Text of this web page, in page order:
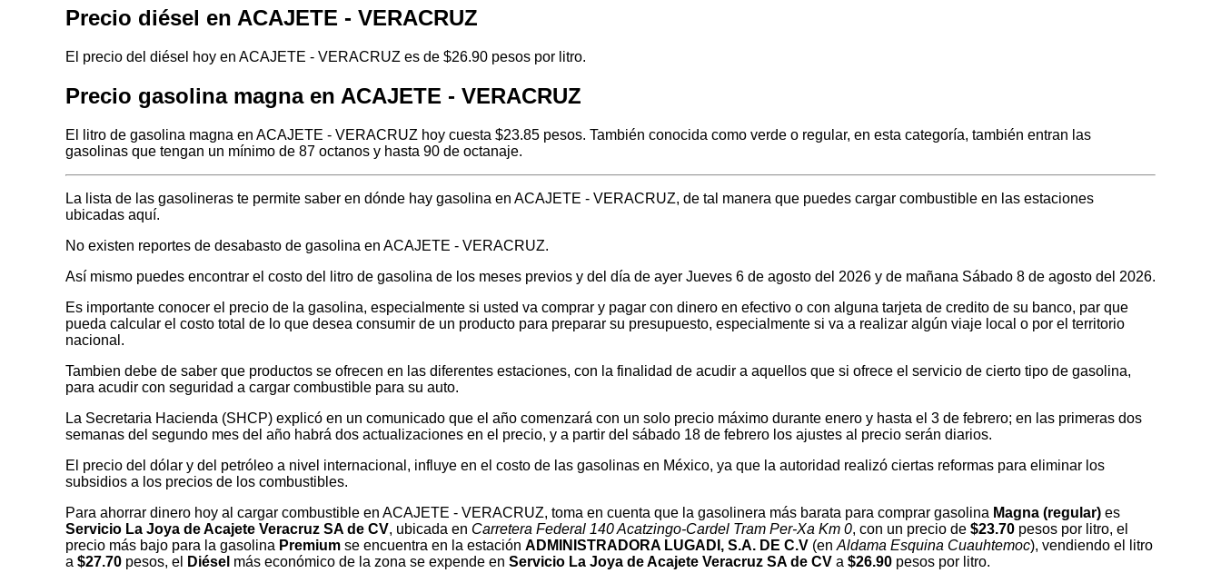
Precio diésel en ACAJETE - VERACRUZ
El precio del diésel hoy en ACAJETE - VERACRUZ es de $26.90 pesos por litro.
Precio gasolina magna en ACAJETE - VERACRUZ
El litro de gasolina magna en ACAJETE - VERACRUZ hoy cuesta $23.85 pesos. También conocida como verde o regular, en esta categoría, también entran las
gasolinas que tengan un mínimo de 87 octanos y hasta 90 de octanaje.
La lista de las gasolineras te permite saber en dónde hay gasolina en ACAJETE - VERACRUZ, de tal manera que puedes cargar combustible en las estaciones
ubicadas aquí.
No existen reportes de desabasto de gasolina en ACAJETE - VERACRUZ.
Así mismo puedes encontrar el costo del litro de gasolina de los meses previos y del día de ayer Jueves 6 de agosto del 2026 y de mañana Sábado 8 de agosto del 2026.
Es importante conocer el precio de la gasolina, especialmente si usted va comprar y pagar con dinero en efectivo o con alguna tarjeta de credito de su banco, par que
pueda calcular el costo total de lo que desea consumir de un producto para preparar su presupuesto, especialmente si va a realizar algún viaje local o por el territorio
nacional.
Tambien debe de saber que productos se ofrecen en las diferentes estaciones, con la finalidad de acudir a aquellos que si ofrece el servicio de cierto tipo de gasolina,
para acudir con seguridad a cargar combustible para su auto.
La Secretaria Hacienda (SHCP) explicó en un comunicado que el año comenzará con un solo precio máximo durante enero y hasta el 3 de febrero; en las primeras dos
semanas del segundo mes del año habrá dos actualizaciones en el precio, y a partir del sábado 18 de febrero los ajustes al precio serán diarios.
El precio del dólar y del petróleo a nivel internacional, influye en el costo de las gasolinas en México, ya que la autoridad realizó ciertas reformas para eliminar los
subsidios a los precios de los combustibles.
Para ahorrar dinero hoy al cargar combustible en ACAJETE - VERACRUZ, toma en cuenta que la gasolinera más barata para comprar gasolina Magna (regular) es
Servicio La Joya de Acajete Veracruz SA de CV, ubicada en Carretera Federal 140 Acatzingo-Cardel Tram Per-Xa Km 0, con un precio de $23.70 pesos por litro, el
precio más bajo para la gasolina Premium se encuentra en la estación ADMINISTRADORA LUGADI, S.A. DE C.V (en Aldama Esquina Cuauhtemoc), vendiendo el litro
a $27.70 pesos, el Diésel más económico de la zona se expende en Servicio La Joya de Acajete Veracruz SA de CV a $26.90 pesos por litro.